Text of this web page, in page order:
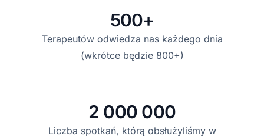
Terapeutów odwiedza nas każdego dnia
(wkrótce będzie 800+)
500+
Liczba spotkań, którą obsłużyliśmy w
2 000 000